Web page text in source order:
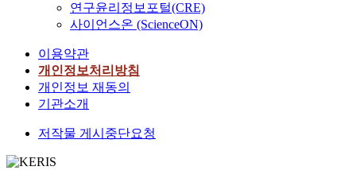
연구윤리정보포털(CRE)
사이언스온 (ScienceON)
이용약관
개인정보처리방침
개인정보 재동의
기관소개
저작물 게시중단요청